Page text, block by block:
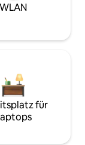
WLAN
für